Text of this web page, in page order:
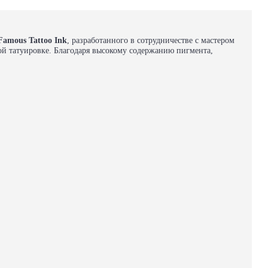
Tattoo Ink, разработанного в сотрудничестве с мастером
татуировке. Благодаря высокому содержанию пигмента,